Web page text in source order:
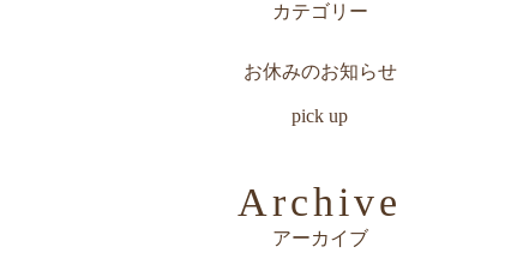
カテゴリー
お休みのお知らせ
pick up
Archive
アーカイブ